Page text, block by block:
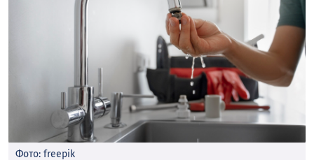
Фото: freepik